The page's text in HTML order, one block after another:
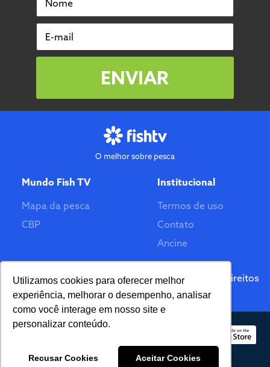
Utilizamos cookies para oferecer melhor
experiência, melhorar o desempenho, analisar
como você interage em nosso site e
personalizar conteúdo.
Recusar Cookies Aceitar Cookies
E-mail
ENVIAR
O melhor sobre pesca
Mundo Fish TV
Mapa da pesca
CBP
Institucional
Termos de uso
Contato
Ancine
Feito por
© 2026 Fish TV - Todos Direitos
Reservados. Versão 2.0